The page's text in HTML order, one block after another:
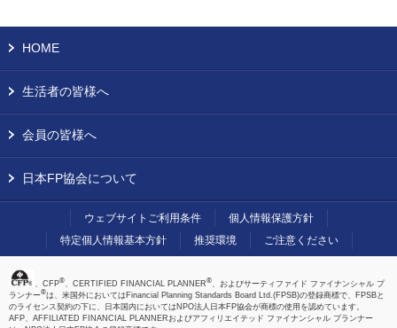
HOME
生活者の皆様へ
会員の皆様へ
日本FP協会について
ウェブサイトご利用条件
個人情報保護方針
特定個人情報基本方針
推奨環境 ご注意ください
、CFP®、CERTIFIED FINANCIAL PLANNER®、およびサーティファイド ファイナンシャル プ
ランナー®は、米国外においてはFinancial Planning Standards Board Ltd.(FPSB)の登録商標で、FPSBと
のライセンス契約の下に、日本国内においてはNPO法人日本FP協会が商標の使用を認めています。
AFP、AFFILIATED FINANCIAL PLANNERおよびアフィリエイテッド ファイナンシャル プランナー